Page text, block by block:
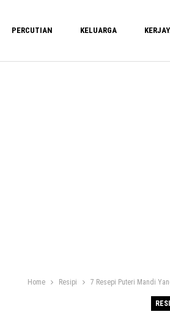
PERCUTIAN KELUARGA
Home Resipi 7 Resepi Puteri Mandi